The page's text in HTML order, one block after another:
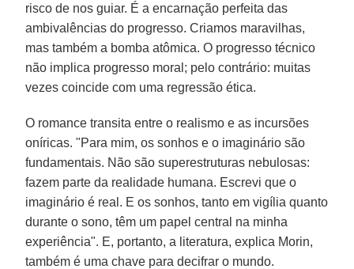
risco de nos guiar. É a encarnação perfeita das
ambivalências do progresso. Criamos maravilhas,
mas também a bomba atômica. O progresso técnico
não implica progresso moral; pelo contrário: muitas
vezes coincide com uma regressão ética.
O romance transita entre o realismo e as incursões
oníricas. "Para mim, os sonhos e o imaginário são
fundamentais. Não são superestruturas nebulosas:
fazem parte da realidade humana. Escrevi que o
imaginário é real. E os sonhos, tanto em vigília quanto
durante o sono, têm um papel central na minha
experiência". E, portanto, a literatura, explica Morin,
também é uma chave para decifrar o mundo.